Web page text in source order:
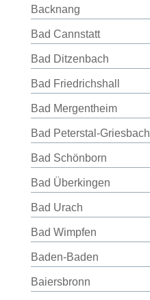
Backnang
Bad Cannstatt
Bad Ditzenbach
Bad Friedrichshall
Bad Mergentheim
Bad Peterstal-Griesbach
Bad Schönborn
Bad Überkingen
Bad Urach
Bad Wimpfen
Baden-Baden
Baiersbronn